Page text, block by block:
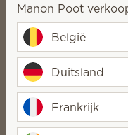
Wij
Nomineer
Manon Poot
België
Duitsland
Frankrijk